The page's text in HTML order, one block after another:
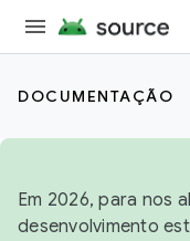
DOCUMENTAÇÃO
Em 2026, para nos
desenvolvimento